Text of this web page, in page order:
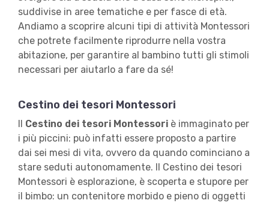
suddivise in aree tematiche e per fasce di età.
Andiamo a scoprire alcuni tipi di attività Montessori
che potrete facilmente riprodurre nella vostra
abitazione, per garantire al bambino tutti gli stimoli
necessari per aiutarlo a fare da sé!
Cestino dei tesori Montessori
Cestino dei tesori Montessori è immaginato per
i più piccini: può infatti essere proposto a partire
dai sei mesi di vita, ovvero da quando cominciano a
stare seduti autonomamente. Il Cestino dei tesori
Montessori è esplorazione, è scoperta e stupore per
il bimbo: un contenitore morbido e pieno di oggetti